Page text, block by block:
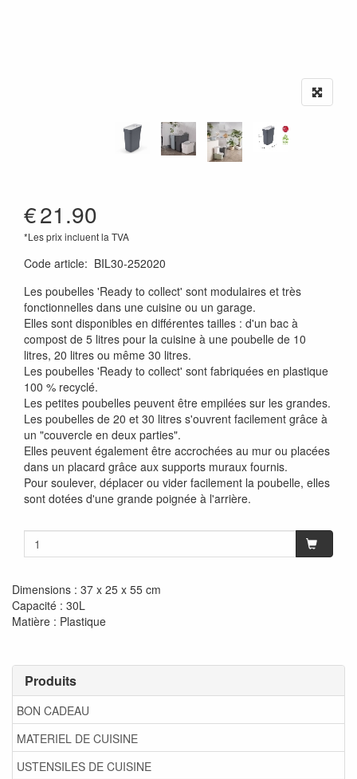
Produits
BON CADEAU
MATERIEL DE CUISINE
USTENSILES DE CUISINE
€21.90
*Les prix incluent la TVA
Code article: BIL30-252020
Les poubelles 'Ready to collect' sont modulaires et très
fonctionnelles dans une cuisine ou un garage.
Elles sont disponibles en différentes tailles : d'un bac à
compost de 5 litres pour la cuisine à une poubelle de 10
litres, 20 litres ou même 30 litres.
Les poubelles 'Ready to collect' sont fabriquées en plastique
100 % recyclé.
Les petites poubelles peuvent être empilées sur les grandes.
Les poubelles de 20 et 30 litres s'ouvrent facilement grâce à
un "couvercle en deux parties".
Elles peuvent également être accrochées au mur ou placées
dans un placard grâce aux supports muraux fournis.
Pour soulever, déplacer ou vider facilement la poubelle, elles
sont dotées d'une grande poignée à l'arrière.
Dimensions : 37 x 25 x 55 cm
Capacité : 30L
Matière : Plastique